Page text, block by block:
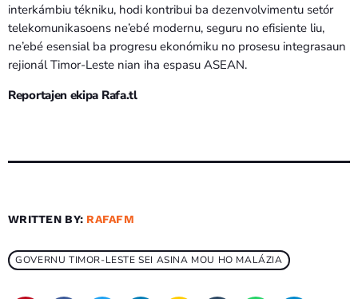
interkámbiu tékniku, hodi kontribui ba dezenvolvimentu setór
telekomunikasoens ne’ebé modernu, seguru no efisiente liu,
ne’ebé esensial ba progresu ekonómiku no prosesu integrasaun
rejionál Timor-Leste nian iha espasu ASEAN.
Reportajen ekipa Rafa.tl
WRITTEN BY: RAFAFM
GOVERNU TIMOR-LESTE SEI ASINA MOU HO MALÁZIA